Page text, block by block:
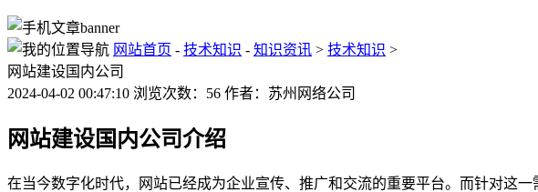
网站首页 - 技术知识 - 知识资讯 > 技术知识 >
网站建设国内公司
2024-04-02 00:47:10 浏览次数：56 作者：苏州网络公司
网站建设国内公司介绍
在当今数字化时代，网站已经成为企业宣传、推广和交流的重要平台。而针对这